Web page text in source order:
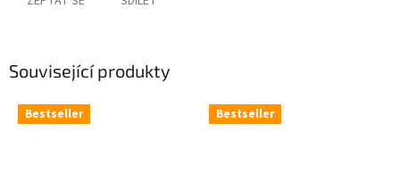
Související produkty
Bestseller Bestseller